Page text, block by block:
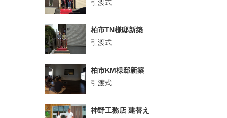
引渡式
柏市TN様邸新築
引渡式
柏市KM様邸新築
引渡式
神野工務店 建替え